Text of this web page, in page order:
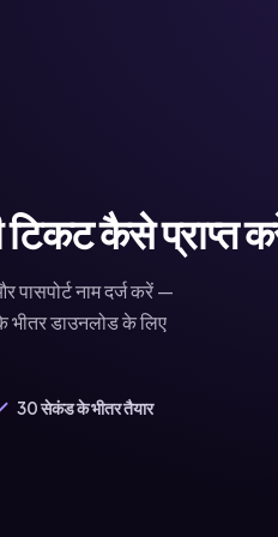
कैसे प्राप्त
नाम दर्ज करें —
भीतर डाउनलोड के लिए
30 सेकंड के भीतर तैयार